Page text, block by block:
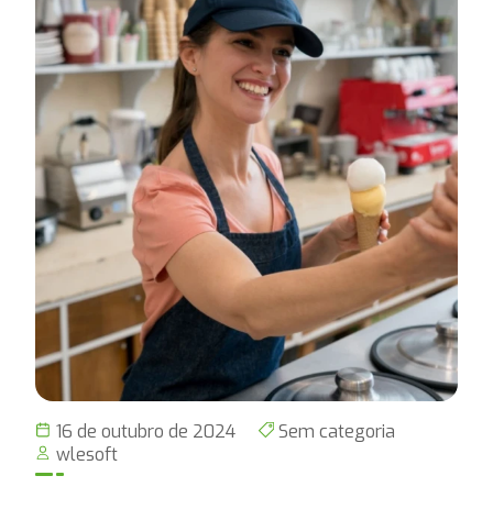
16 de outubro de 2024
Sem categoria
wlesoft